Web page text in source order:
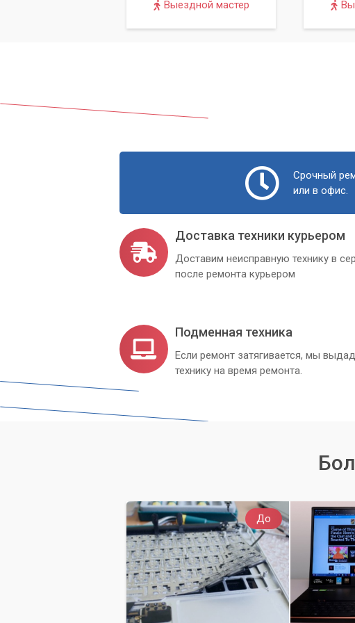
Выездной мастер
Срочный
или в офис.
Доставка техники курьером
Доставим неисправную технику в
после ремонта курьером
Подменная техника
Если ремонт затягивается, мы
технику на время ремонта.
До